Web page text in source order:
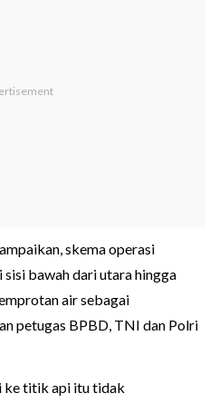
skema operasi
bawah dari utara hingga
air sebagai
petugas BPBD, TNI dan Polri
ke titik api itu tidak